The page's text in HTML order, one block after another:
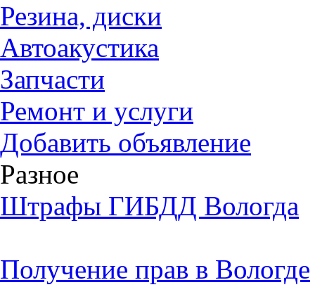
Резина, диски
Автоакустика
Запчасти
Ремонт и услуги
Добавить объявление
Разное
Штрафы ГИБДД Вологда
Получение прав в Вологде